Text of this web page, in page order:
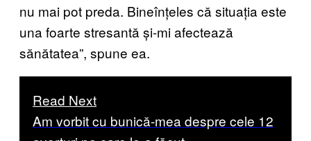
nu mai pot preda. Bineînțeles că situația este
una foarte stresantă și-mi afectează
sănătatea”, spune ea.
Read Next
Am vorbit cu bunică-mea despre cele 12